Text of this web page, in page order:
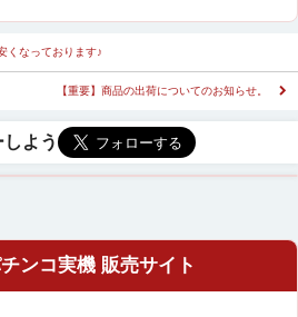
くなっております♪
【重要】商品の出荷についてのお知らせ。
ンコ実機 販売サイト